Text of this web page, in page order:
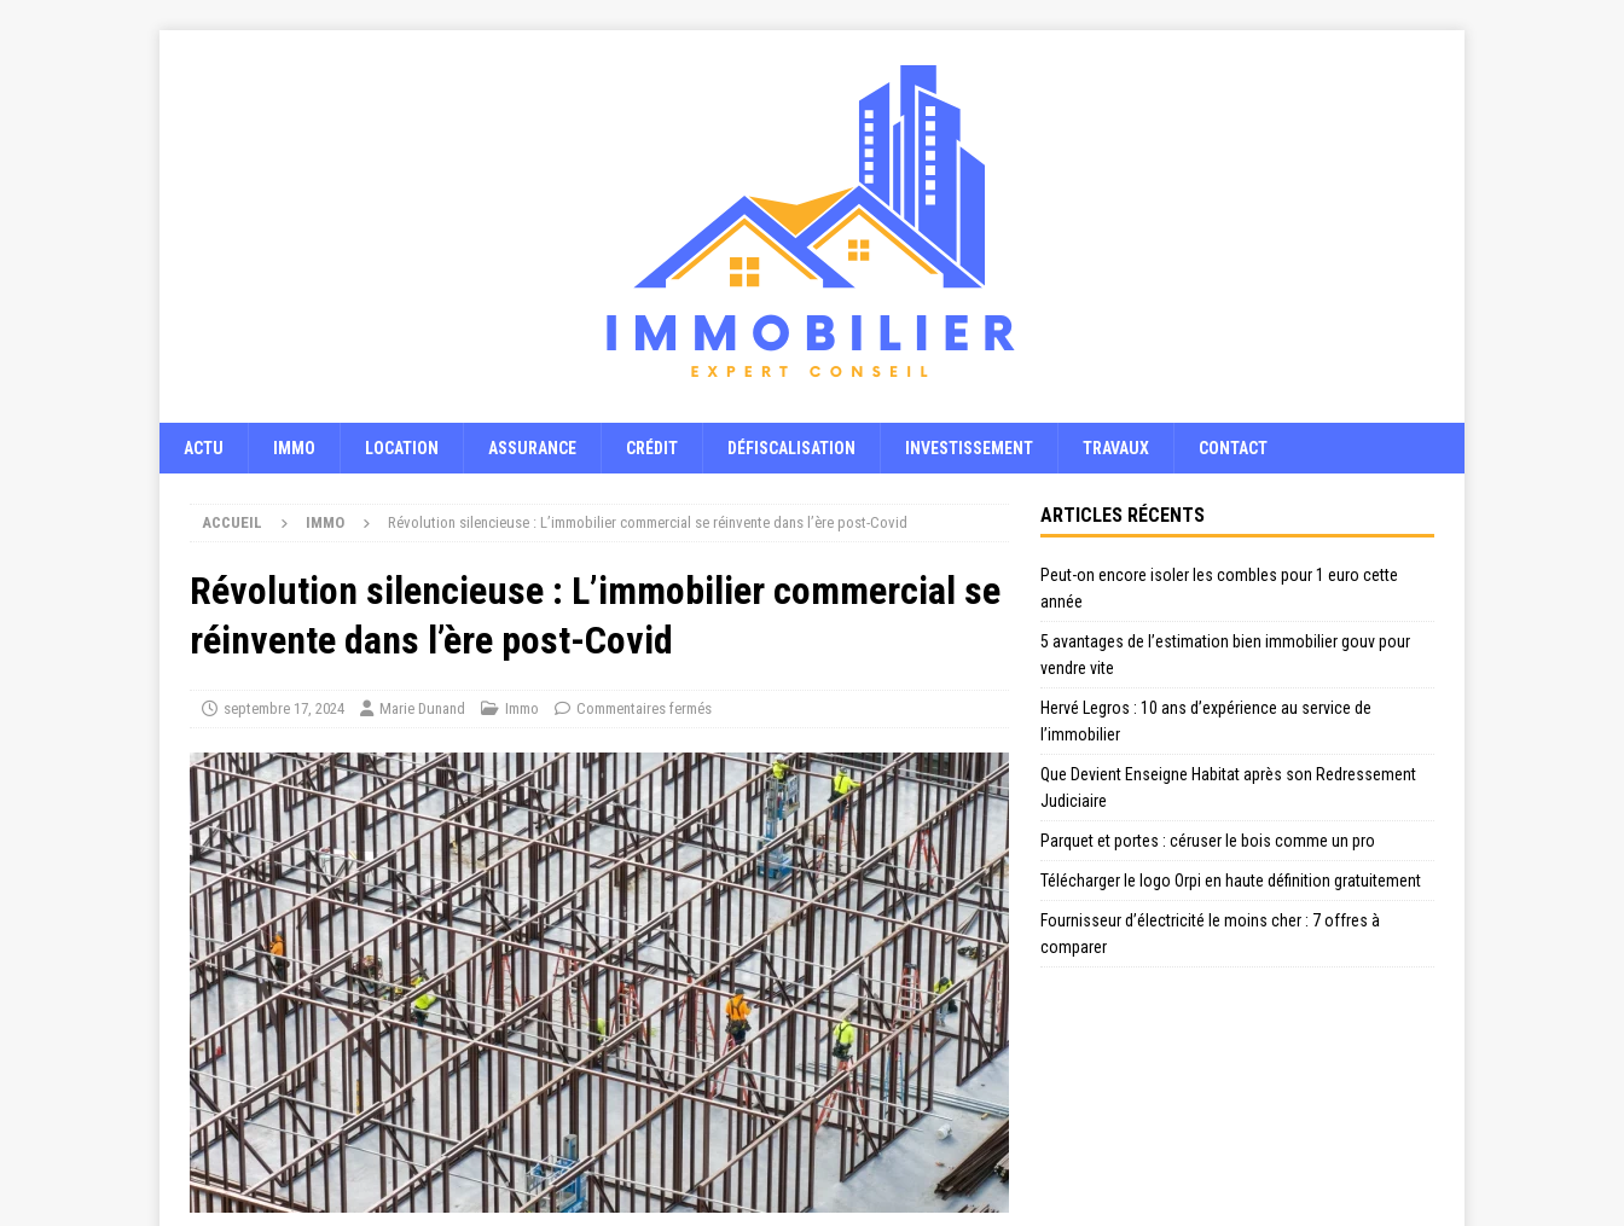
ACTU IMMO LOCATION ASSURANCE CRÉDIT DÉFISCALISATION INVESTISSEMENT TRAVAUX CONTACT
ACCUEIL IMMO Révolution silencieuse : L’immobilier commercial se réinvente dans l’ère post-Covid
Révolution silencieuse : L’immobilier commercial se
réinvente dans l’ère post-Covid
septembre 17, 2024 Marie Dunand Immo Commentaires fermés
ARTICLES RÉCENTS
Peut-on encore isoler les combles pour 1 euro cette
année
5 avantages de l’estimation bien immobilier gouv pour
vendre vite
Hervé Legros : 10 ans d’expérience au service de
l’immobilier
Que Devient Enseigne Habitat après son Redressement
Judiciaire
Parquet et portes : céruser le bois comme un pro
Télécharger le logo Orpi en haute définition gratuitement
Fournisseur d’électricité le moins cher : 7 offres à
comparer